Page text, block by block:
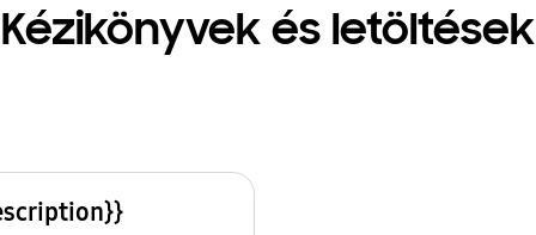
Kézikönyvek és letöltések